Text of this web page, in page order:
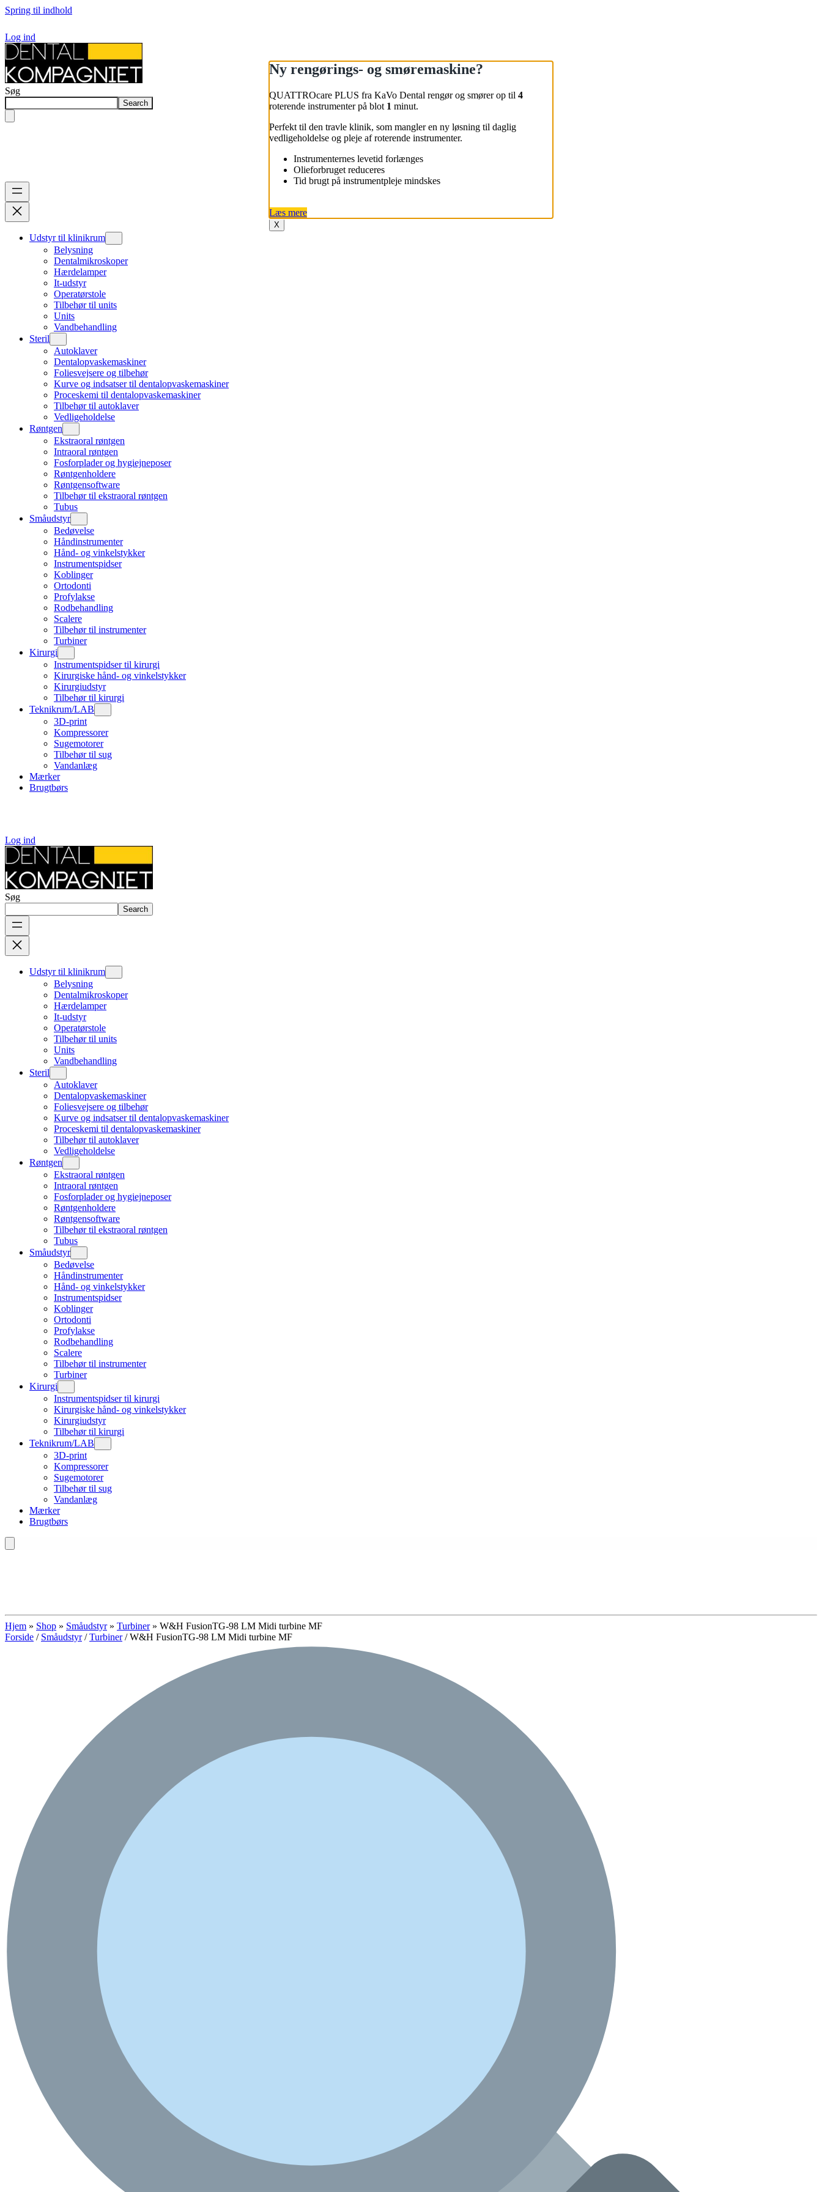
Spring til indhold
Log ind
Søg
Search
Udstyr til klinikrum
Belysning
Dentalmikroskoper
Hærdelamper
It-udstyr
Operatørstole
Tilbehør til units
Units
Vandbehandling
Steril
Autoklaver
Dentalopvaskemaskiner
Foliesvejsere og tilbehør
Kurve og indsatser til dentalopvaskemaskiner
Proceskemi til dentalopvaskemaskiner
Tilbehør til autoklaver
Vedligeholdelse
Røntgen
Ekstraoral røntgen
Intraoral røntgen
Fosforplader og hygiejneposer
Røntgenholdere
Røntgensoftware
Tilbehør til ekstraoral røntgen
Tubus
Småudstyr
Bedøvelse
Håndinstrumenter
Hånd- og vinkelstykker
Instrumentspidser
Koblinger
Ortodonti
Profylakse
Rodbehandling
Scalere
Tilbehør til instrumenter
Turbiner
Kirurgi
Instrumentspidser til kirurgi
Kirurgiske hånd- og vinkelstykker
Kirurgiudstyr
Tilbehør til kirurgi
Teknikrum/LAB
3D-print
Kompressorer
Sugemotorer
Tilbehør til sug
Vandanlæg
Mærker
Brugtbørs
Log ind
Søg
Search
Udstyr til klinikrum
Belysning
Dentalmikroskoper
Hærdelamper
It-udstyr
Operatørstole
Tilbehør til units
Units
Vandbehandling
Steril
Autoklaver
Dentalopvaskemaskiner
Foliesvejsere og tilbehør
Kurve og indsatser til dentalopvaskemaskiner
Proceskemi til dentalopvaskemaskiner
Tilbehør til autoklaver
Vedligeholdelse
Røntgen
Ekstraoral røntgen
Intraoral røntgen
Fosforplader og hygiejneposer
Røntgenholdere
Røntgensoftware
Tilbehør til ekstraoral røntgen
Tubus
Småudstyr
Bedøvelse
Håndinstrumenter
Hånd- og vinkelstykker
Instrumentspidser
Koblinger
Ortodonti
Profylakse
Rodbehandling
Scalere
Tilbehør til instrumenter
Turbiner
Kirurgi
Instrumentspidser til kirurgi
Kirurgiske hånd- og vinkelstykker
Kirurgiudstyr
Tilbehør til kirurgi
Teknikrum/LAB
3D-print
Kompressorer
Sugemotorer
Tilbehør til sug
Vandanlæg
Mærker
Brugtbørs
Hjem » Shop » Småudstyr» Turbiner» W&H FusionTG-98 LM Midi turbine MF
Forside / Småudstyr/Turbiner/ W&H FusionTG-98 LM Midi turbine MF
Ny rengørings- og smøremaskine?
QUATTROcare PLUS fra KaVo Dental rengør og smører op til 4
roterende instrumenter på blot 1 minut.
Perfekt til den travle klinik, som mangler en ny løsning til daglig
vedligeholdelse og pleje af roterende instrumenter.
Instrumenternes levetid forlænges
Olieforbruget reduceres
Tid brugt på instrumentpleje mindskes
Læs mere
X